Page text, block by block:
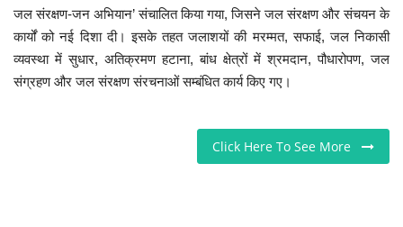
जल संरक्षण-जन अभियान’ संचालित किया गया, जिसने जल संरक्षण और संचयन के
कार्यों को नई दिशा दी। इसके तहत जलाशयों की मरम्मत, सफाई, जल निकासी
व्यवस्था में सुधार, अतिक्रमण हटाना, बांध क्षेत्रों में श्रमदान, पौधारोपण, जल
संग्रहण और जल संरक्षण संरचनाओं सम्बंधित कार्य किए गए।
Click Here To See More